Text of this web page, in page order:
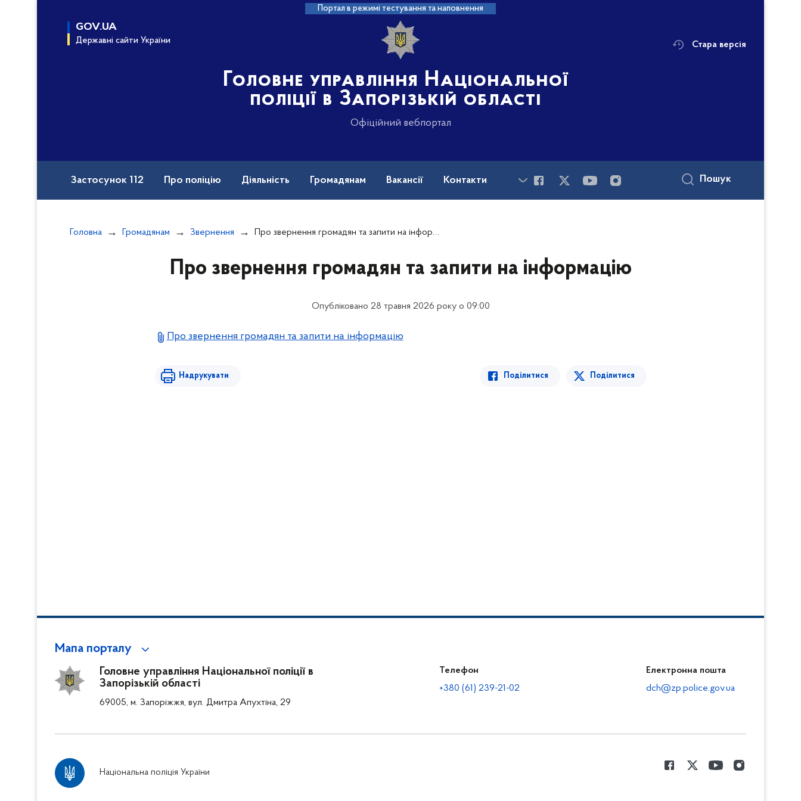
Портал в режимі тестування та наповнення
GOV.UA
Державні сайти України
Головне управління Національної
поліції в Запорізькій області
Офіційний вебпортал
Стара версія
Застосунок 112 Про поліцію Діяльність Громадянам Вакансії Контакти Пошук
Головна Громадянам Звернення Про звернення громадян та запити на інформацію
Про звернення громадян та запити на інформацію
Опубліковано 28 травня 2026 року о 09:00
Про звернення громадян та запити на інформацію
Надрукувати Поділитися Поділитися
Мапа порталу
Головне управління Національної поліції в
Запорізькій області
69005, м. Запоріжжя, вул. Дмитра Апухтіна, 29
Телефон
+380 (61) 239-21-02
Електронна пошта
dch@zp.police.gov.ua
Національна поліція України